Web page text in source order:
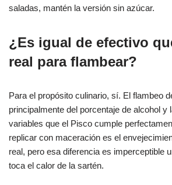
saladas, mantén la versión sin azúcar.
¿Es igual de efectivo
real para flambear?
Para el propósito culinario, sí. El flambeo
principalmente del porcentaje de alcohol
variables que el Pisco cumple
replicar con maceración es el
real, pero esa diferencia es imperceptible
toca el calor de la sartén.